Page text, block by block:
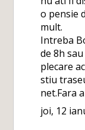
o pensie
mult.
Intreba
de 8h
plecare
stiu
net.Fara
joi, 12